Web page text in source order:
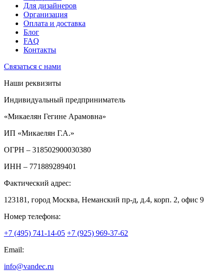
Для дизайнеров
Организация
Оплата и доставка
Блог
FAQ
Контакты
Связаться с нами
Наши реквизиты
Индивидуальный предприниматель
«Микаелян Гегине Арамовна»
ИП «Микаелян Г.А.»
ОГРН – 318502900030380
ИНН – 771889289401
Фактический адрес:
123181, город Москва, Неманский пр-д, д.4, корп. 2, офис 9
Номер телефона:
+7 (495) 741-14-05 +7 (925) 969-37-62
Email:
info@vandec.ru